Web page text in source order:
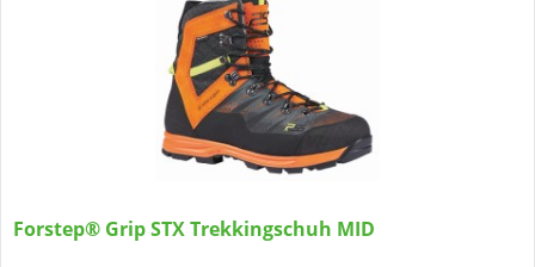
Forstep® Grip STX Trekkingschuh MID